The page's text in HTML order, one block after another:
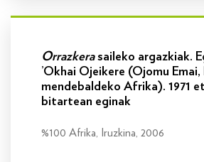
Orrazkerasaileko argazkiak.
’Okhai Ojeikere (Ojomu Emai,
mendebaldeko Afrika). 1971
bitartean eginak
%100 Afrika, Iruzkina, 2006